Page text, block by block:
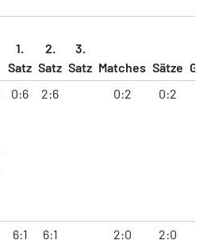
1.
Satz
2.
Satz
3.
Satz Matches Sätze
0:6 2:6 0:2 0:2
6:1 6:1 2:0 2:0